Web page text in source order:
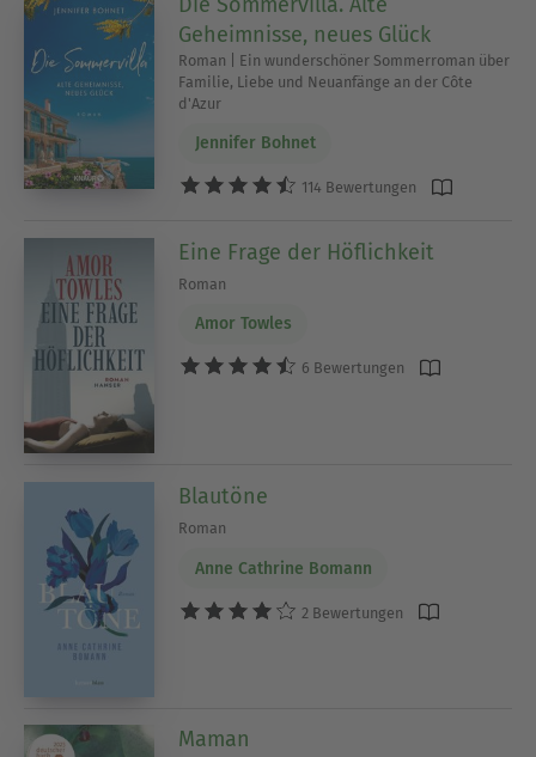
Geheimnisse, neues Glück
Roman | Ein wunderschöner Sommerroman über
Familie, Liebe und Neuanfänge an der Côte
d'Azur
Jennifer Bohnet
114 Bewertungen
Eine Frage der Höflichkeit
Roman
Amor Towles
6 Bewertungen
Blautöne
Roman
Anne Cathrine Bomann
2 Bewertungen
Maman